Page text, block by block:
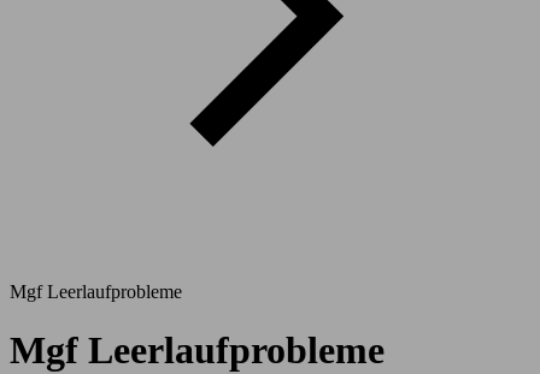
Mgf Leerlaufprobleme
Mgf Leerlaufprobleme